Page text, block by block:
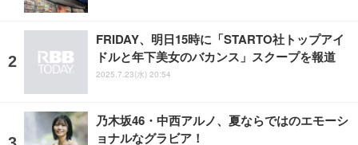
FRIDAY、明日15時に「STARTO社トップアイ
ドルと年下美女のバカンス」スクープを報道
2025.7.23(水) 20:54
乃木坂46・中西アルノ、夏ならではのエモーシ
ョナルなグラビア！